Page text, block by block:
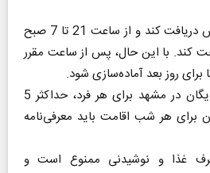
هر زائر می‌تواند پتو و بالش دریافت کند و از ساعت 21 تا 7 صبح
کند. با این حال، پس از ساعت مقرر
برای روز بعد آماده‌سازی شود.
مدت استفاده از اسکان رایگان در مشهد برای هر فرد، حداکثر 5
هر شب اقامت باید معرفی‌نامه
غذا و نوشیدنی ممنوع است و